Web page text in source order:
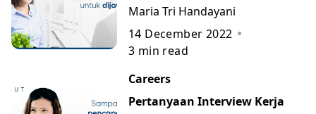
Interview
Maria Tri Handayani
14 December 2022
3 min read
Careers
Pertanyaan Interview Kerja